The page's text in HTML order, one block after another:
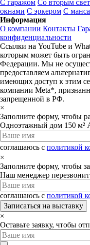
С гаражом Со вторым
окнами С эркером С
Информация
О компании Контакты
конфиденциальности
Ссылки на YouTube и
которым может быть
Федерации. Мы не
предоставляем
имеющих доступ к этим
компании Meta*,
запрещенной в РФ.
×
Заполните форму, чтобы
Одноэтажный дом 150 м²
соглашаюсь с политикой
×
Заполните форму, чтобы
Наш менеджер
соглашаюсь с политикой
Записаться на выставку
×
Оставьте заявку, чтобы